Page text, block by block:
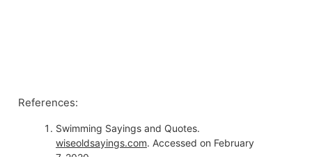
References:
Swimming Sayings and Quotes.
wiseoldsayings.com. Accessed on February